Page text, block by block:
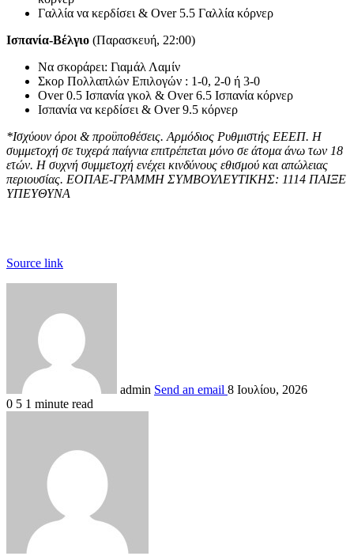
Γαλλία να κερδίσει & Οver 5.5 Γαλλία κόρνερ
Ισπανία-Βέλγιο (Παρασκευή, 22:00)
Να σκοράρει: Γιαμάλ Λαμίν
Σκορ Πολλαπλών Επιλογών : 1-0, 2-0 ή 3-0
Over 0.5 Ισπανία γκολ & Over 6.5 Ισπανία κόρνερ
Ισπανία να κερδίσει & Over 9.5 κόρνερ
*Ισχύουν όροι & προϋποθέσεις. Αρμόδιος Ρυθμιστής ΕΕΕΠ. Η
συμμετοχή σε τυχερά παίγνια επιτρέπεται μόνο σε άτομα άνω των 18
ετών. Η συχνή συμμετοχή ενέχει κινδύνους εθισμού και απώλειας
περιουσίας. ΕΟΠΑΕ-ΓΡΑΜΜΗ ΣΥΜΒΟΥΛΕΥΤΙΚΗΣ: 1114 ΠΑΙΞΕ
ΥΠΕΥΘΥΝΑ
Source link
admin Send an email 8 Ιουλίου, 2026
0 5 1 minute read